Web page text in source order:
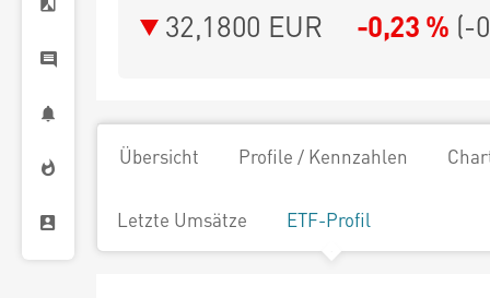
32,1800 EUR -0,23 % (-
Übersicht Profile / Kennzahlen
Letzte Umsätze ETF-Profil